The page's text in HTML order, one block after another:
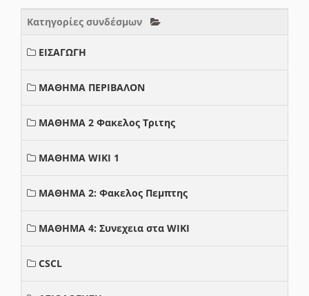
Κατηγορίες συνδέσμων
ΕΙΣΑΓΩΓΗ
ΜΑΘΗΜΑ ΠΕΡΙΒΑΛΟΝ
ΜΑΘΗΜΑ 2 Φακελος Τριτης
ΜΑΘΗΜΑ WIKI 1
ΜΑΘΗΜΑ 2: Φακελος Πεμπτης
ΜΑΘΗΜΑ 4: Συνεχεια στα WIKI
CSCL